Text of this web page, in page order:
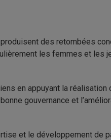
des retombées
les femmes et les
en appuyant la réalisation
gouvernance et
et le développement de